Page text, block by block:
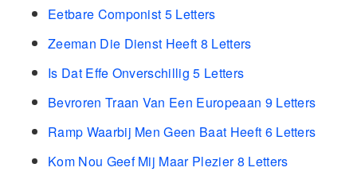
Eetbare Componist 5 Letters
Zeeman Die Dienst Heeft 8 Letters
Is Dat Effe Onverschillig 5 Letters
Bevroren Traan Van Een Europeaan 9 Letters
Ramp Waarbij Men Geen Baat Heeft 6 Letters
Kom Nou Geef Mij Maar Plezier 8 Letters